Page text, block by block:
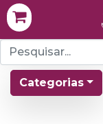
Categorias